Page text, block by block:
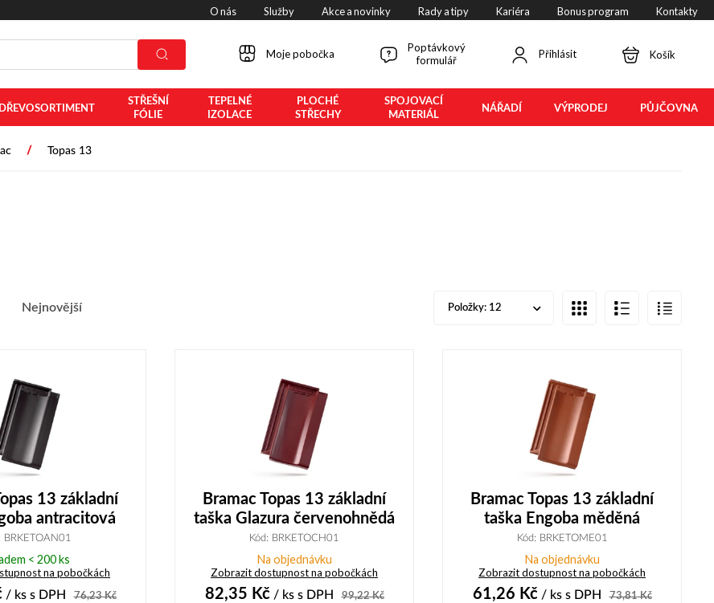
O nás Služby Akce a novinky Rady a tipy Kariéra Bonus program Kontakty
Moje pobočka
Poptávkový
formulář
Přihlásit Košík
DŘEVOSORTIMENT
STŘEŠNÍ
FÓLIE
TEPELNÉ
IZOLACE
PLOCHÉ
STŘECHY
SPOJOVACÍ
MATERIÁL
NÁŘADÍ VÝPRODEJ PŮJČOVNA
/ Topas 13
Nejnovější Položky: 12
13 základní
antracitová
BRKETOAN01
< 200 ks
na pobočkách
/ ks s DPH 76,23Kč
Bramac Topas 13 základní
taška Glazura červenohnědá
Kód: BRKETOCH01
Na objednávku
Zobrazit dostupnost na pobočkách
82,35 Kč/ ks s DPH 99,22Kč
Bramac Topas 13 základní
taška Engoba měděná
Kód: BRKETOME01
Na objednávku
Zobrazit dostupnost na pobočkách
61,26 Kč/ ks s DPH 73,81Kč